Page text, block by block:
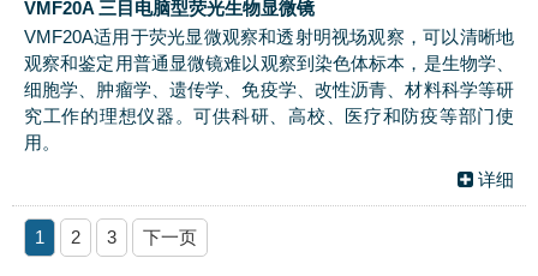
VMF20A 三目电脑型荧光生物显微镜
VMF20A适用于荧光显微观察和透射明视场观察，可以清晰地
观察和鉴定用普通显微镜难以观察到染色体标本，是生物学、
细胞学、肿瘤学、遗传学、免疫学、改性沥青、材料科学等研
究工作的理想仪器。可供科研、高校、医疗和防疫等部门使
用。
详细
1 2 3 下一页